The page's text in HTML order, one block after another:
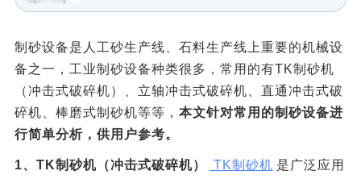
制砂设备是人工砂生产线、石料生产线上重要的机械设
备之一，工业制砂设备种类很多，常用的有TK制砂机
（冲击式破碎机）、立轴冲击式破碎机、直通冲击式破
碎机、棒磨式制砂机等等， 本文针对常用的制砂设备进
行简单分析，供用户参考。
1、TK制砂机（冲击式破碎机） TK制砂机 是广泛应用